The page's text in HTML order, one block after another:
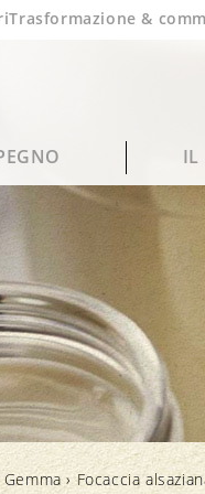
Trasformazione &
IL
›Focaccia